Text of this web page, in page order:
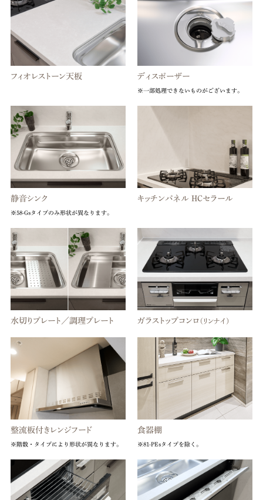
フィオレストーン天板 ディスポーザー
※一部処理できないものがございます。
静音シンク
※58-Gsタイプのみ形状が異なります。
キッチンパネル HCセラール
水切りプレート／調理プレート ガラストップコンロ （リンナイ）
整流板付きレンジフード
※階数・タイプにより形状が異なります。
食器棚
※81-PEsタイプを除く。